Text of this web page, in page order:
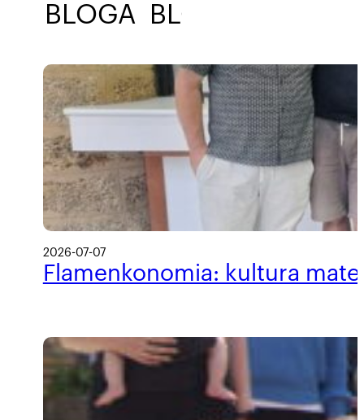
BLOGA BLOGA
2026-07-07
Flamenkonomia: kultura